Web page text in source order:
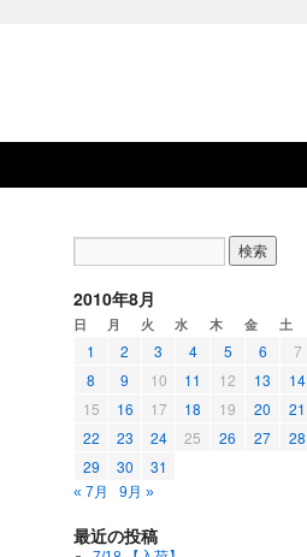
2010年8月
日 月 火 水 木 金 土
1 2 3 4 5 6
7
8
9 10 11 12 13
14
15
16 17 18 19 20
21
22
23 24 25 26 27
28
29
30 31
« 7月 9月 »
最近の投稿